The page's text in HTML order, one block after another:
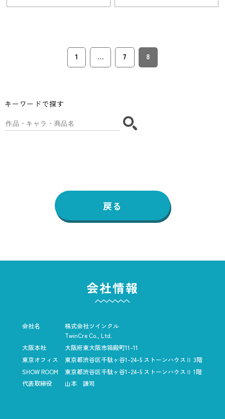
1 … 7 8
キーワードで探す
戻る
会社情報
会社名
株式会社ツインクル
TwinCre Co., Ltd.
大阪本社
大阪府東大阪市箱殿町11-11
東京オフィス
東京都渋谷区千駄ヶ谷1-24-5 ストーンハウスⅡ 3階
SHOW ROOM
東京都渋谷区千駄ヶ谷1-24-5 ストーンハウスⅡ 1階
代表取締役
山本 謙司